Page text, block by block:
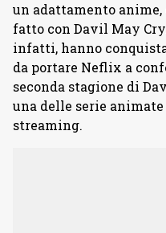
un adattamento
fatto con Davil May
infatti, hanno
da portare Neflix a
seconda stagione di
una delle serie
streaming.